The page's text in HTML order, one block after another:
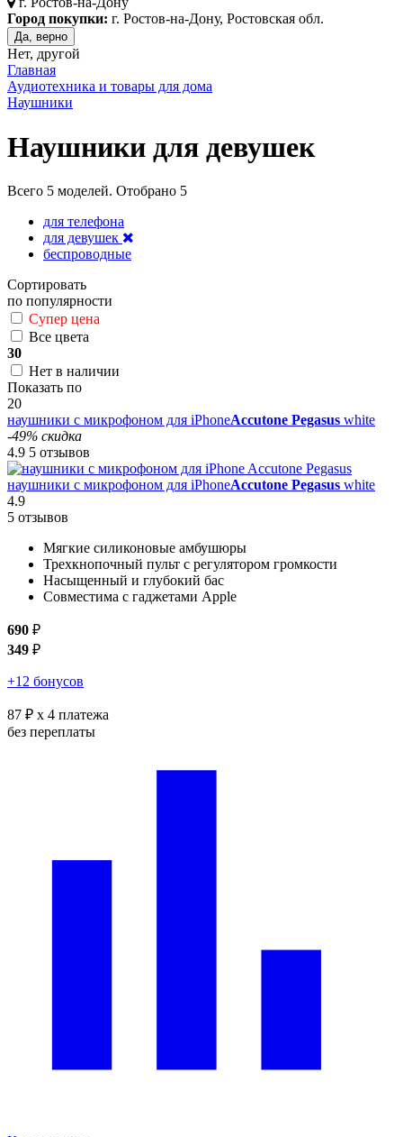
Город покупки: г. Ростов-на-Дону, Ростовская обл.
Да, верно
Нет, другой
Главная
Аудиотехника и товары для дома
Наушники
Наушники для девушек
Всего 5 моделей. Отобрано 5
для телефона
для девушек
беспроводные
Сортировать
по популярности
Супер цена
Все цвета
30
Нет в наличии
Показать по
20
наушники с микрофоном для iPhoneAccutone Pegasus white
-49% скидка
4.9 5 отзывов
наушники с микрофоном для iPhoneAccutone Pegasus white
4.9
5 отзывов
Мягкие силиконовые амбушюры
Трехкнопочный пульт с регулятором громкости
Насыщенный и глубокий бас
Совместима с гаджетами Apple
690 ₽
349 ₽
+12 бонусов
87 ₽ x 4 платежа
без переплаты